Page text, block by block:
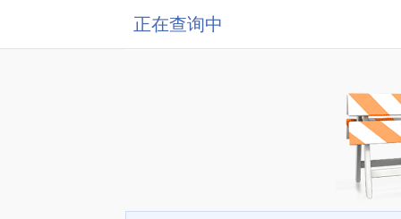
正在查询中